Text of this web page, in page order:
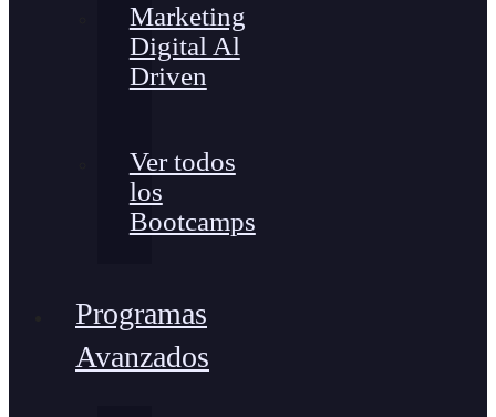
Marketing
Digital Al
Driven
Ver todos
los
Bootcamps
Programas
Avanzados